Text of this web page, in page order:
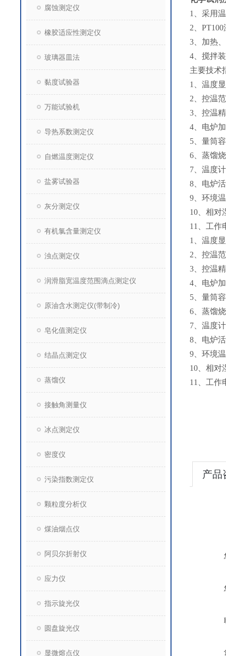
腐蚀测定仪
橡胶适应性测定仪
玻璃器皿法
黏度试验器
万能试验机
导热系数测定仪
自燃温度测定仪
盐雾试验器
灰分测定仪
有机氯含量测定仪
浊点测定仪
润滑脂宽温度范围滴点测定仪
原油含水测定仪(带制冷)
皂化值测定仪
结晶点测定仪
蒸馏仪
接触角测量仪
冰点测定仪
密度仪
污染指数测定仪
颗粒度分析仪
煤油烟点仪
阿贝尔折射仪
应力仪
指示旋光仪
圆盘旋光仪
显微熔点仪
1、采用
2、
3、加热
4、搅拌
主要技术
1、温度
2、控温
3、控温
4、电炉
5、量筒
6、蒸馏
7、温度
8、电炉
9、环境
10、相对
11、工
1、温度
2、控温
3、控温
4、电炉
5、量筒
6、蒸馏
7、温度
8、电炉
9、环境
10、相对
11、工
产品